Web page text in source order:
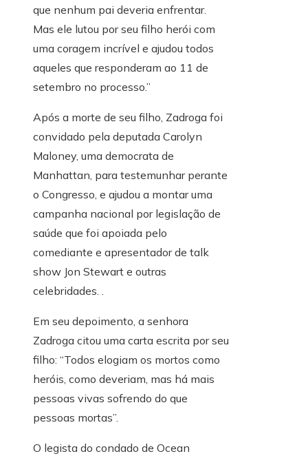
que nenhum pai deveria enfrentar.
Mas ele lutou por seu filho herói com
uma coragem incrível e ajudou todos
aqueles que responderam ao 11 de
setembro no processo.”
Após a morte de seu filho, Zadroga foi
convidado pela deputada Carolyn
Maloney, uma democrata de
Manhattan, para testemunhar perante
o Congresso, e ajudou a montar uma
campanha nacional por legislação de
saúde que foi apoiada pelo
comediante e apresentador de talk
show Jon Stewart e outras
celebridades. .
Em seu depoimento, a senhora
Zadroga citou uma carta escrita por seu
filho: “Todos elogiam os mortos como
heróis, como deveriam, mas há mais
pessoas vivas sofrendo do que
pessoas mortas”.
O legista do condado de Ocean